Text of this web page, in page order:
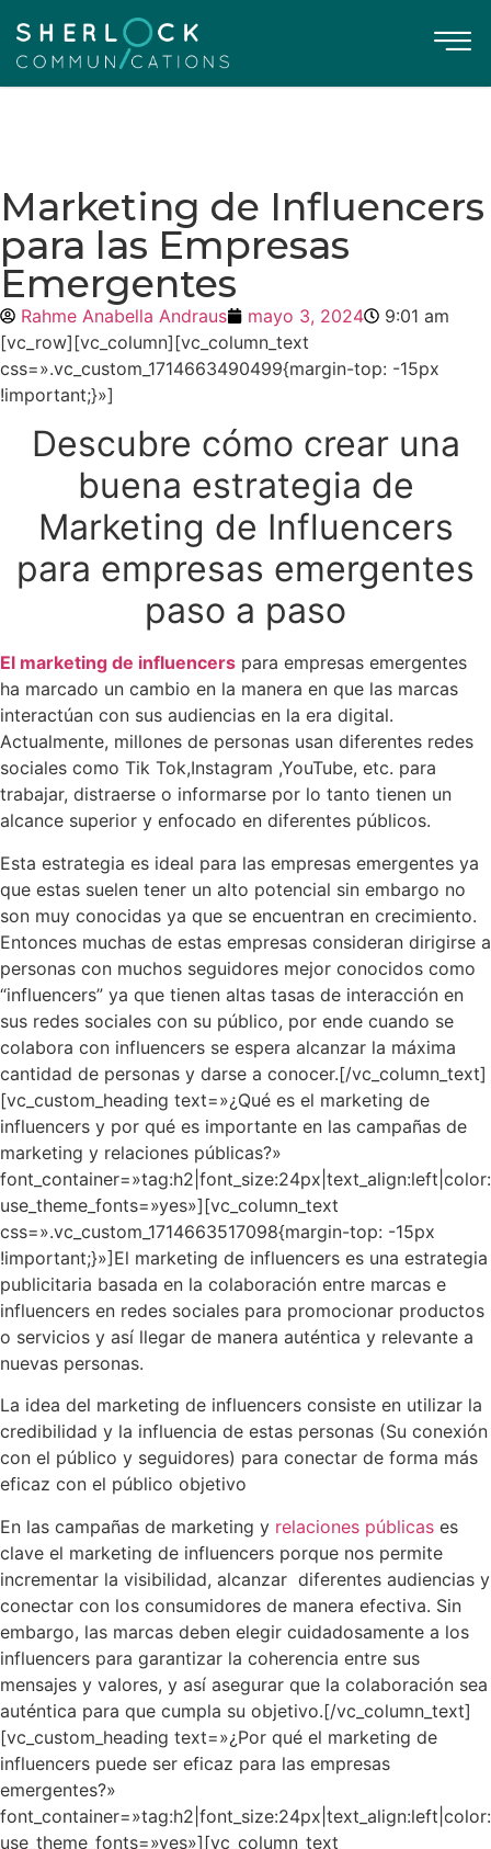
Marketing de Influencers
para las Empresas
Emergentes
Rahme Anabella Andraus mayo 3, 2024
9:01 am
[vc_row][vc_column][vc_column_text
css=».vc_custom_1714663490499{margin-top: -15px
!important;}»]
Descubre cómo crear una
buena estrategia de
Marketing de Influencers
para empresas emergentes
paso a paso
El marketing de influencers para empresas emergentes
ha marcado un cambio en la manera en que las marcas
interactúan con sus audiencias en la era digital.
Actualmente, millones de personas usan diferentes redes
sociales como Tik Tok,Instagram ,YouTube, etc. para
trabajar, distraerse o informarse por lo tanto tienen un
alcance superior y enfocado en diferentes públicos.
Esta estrategia es ideal para las empresas emergentes ya
que estas suelen tener un alto potencial sin embargo no
son muy conocidas ya que se encuentran en crecimiento.
Entonces muchas de estas empresas consideran dirigirse a
personas con muchos seguidores mejor conocidos como
“influencers” ya que tienen altas tasas de interacción en
sus redes sociales con su público, por ende cuando se
colabora con influencers se espera alcanzar la máxima
cantidad de personas y darse a conocer.[/vc_column_text]
[vc_custom_heading text=»¿Qué es el marketing de
influencers y por qué es importante en las campañas de
marketing y relaciones públicas?»
use_theme_fonts=»yes»][vc_column_text
css=».vc_custom_1714663517098{margin-top: -15px
!important;}»]El marketing de influencers es una estrategia
publicitaria basada en la colaboración entre marcas e
influencers en redes sociales para promocionar productos
o servicios y así llegar de manera auténtica y relevante a
nuevas personas.
La idea del marketing de influencers consiste en utilizar la
credibilidad y la influencia de estas personas (Su conexión
con el público y seguidores) para conectar de forma más
eficaz con el público objetivo
En las campañas de marketing y relaciones públicas es
clave el marketing de influencers porque nos permite
incrementar la visibilidad, alcanzar diferentes audiencias y
conectar con los consumidores de manera efectiva. Sin
embargo, las marcas deben elegir cuidadosamente a los
influencers para garantizar la coherencia entre sus
mensajes y valores, y así asegurar que la colaboración sea
auténtica para que cumpla su objetivo.[/vc_column_text]
[vc_custom_heading text=»¿Por qué el marketing de
influencers puede ser eficaz para las empresas
emergentes?»
use_theme_fonts=»yes»][vc_column_text